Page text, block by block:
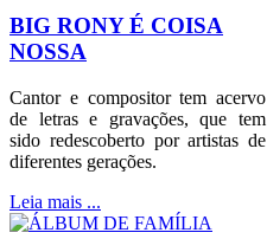
BIG RONY É COISA
NOSSA
Cantor e compositor tem acervo
de letras e gravações, que tem
sido redescoberto por artistas de
diferentes gerações.
Leia mais ...